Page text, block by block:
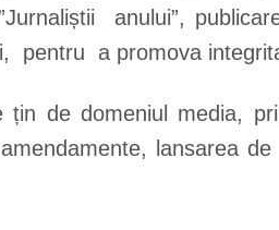
anului”,
pentru a promova
de domeniul media,
lansarea